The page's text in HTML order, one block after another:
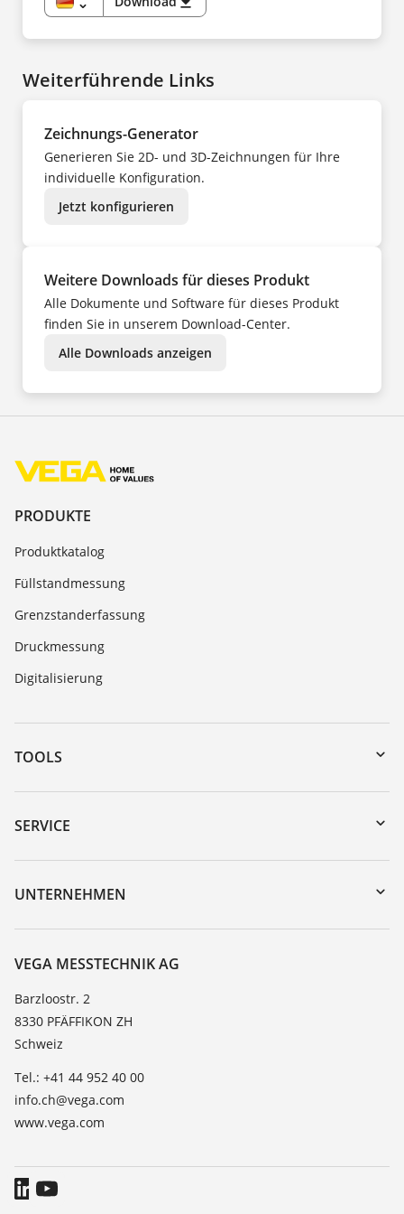
NL
NO
PL
TR
UK
DE
ES
FI
FR
NL
NO
PL
PT
SV
TR
ZH
Weiterführende Links
Zeichnungs-Generator
Generieren Sie 2D- und 3D-Zeichnungen für Ihre
individuelle Konfiguration.
Jetzt konfigurieren
Weitere Downloads für dieses Produkt
Alle Dokumente und Software für dieses Produkt
finden Sie in unserem Download-Center.
Alle Downloads anzeigen
PRODUKTE
Produktkatalog
Füllstandmessung
Grenzstanderfassung
Druckmessung
Digitalisierung
TOOLS
Download-Center
Gerätesuche (Seriennummer)
DTM Collection/PACTware
SERVICE
Geräterücksendung
Trainings
Beständigkeitsliste
TeamViewer
UNTERNEHMEN
Über VEGA
Kontakt
News
Presse
VEGA MESSTECHNIK AG
Barzloostr. 2
8330 PFÄFFIKON ZH
Schweiz
Tel.: +41 44 952 40 00
info.ch@vega.com
www.vega.com